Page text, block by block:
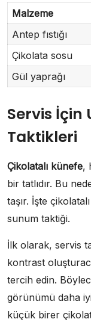
Malzeme
Antep fıstığı
Çikolata sosu
Gül yaprağı
Servis İçin
Taktikleri
Çikolatalı künefe,
bir tatlıdır. Bu
taşır. İşte
sunum taktiği.
İlk olarak, servis
kontrast
tercih edin.
görünümü daha
küçük birer